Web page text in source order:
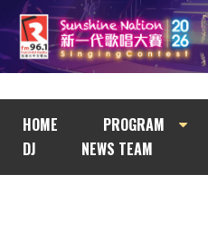
HOME PROGRAM
DJ
NEWS TEAM